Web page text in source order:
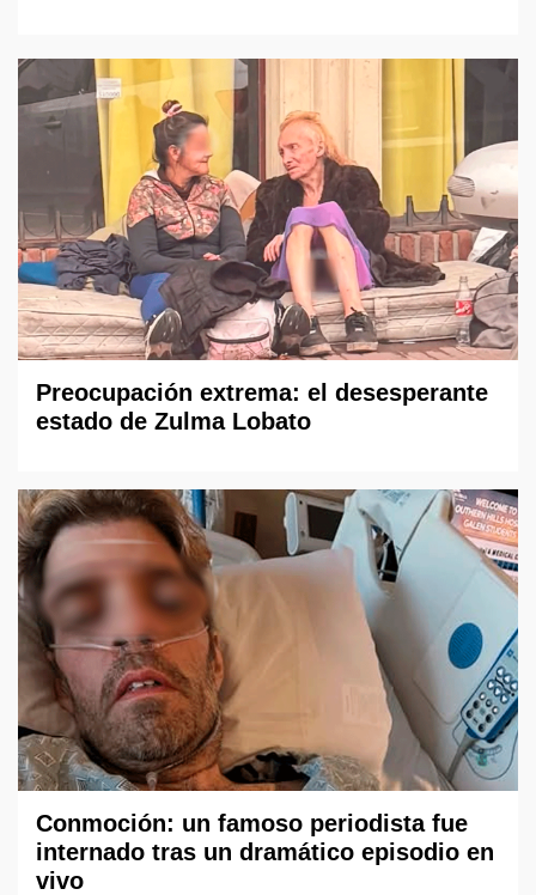
Preocupación extrema: el desesperante
estado de Zulma Lobato
Conmoción: un famoso periodista fue
internado tras un dramático episodio en
vivo